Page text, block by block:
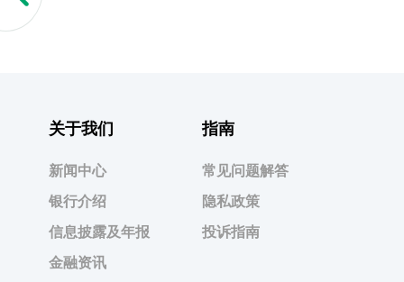
关于我们
新闻中心
银行介绍
信息披露及年报
金融资讯
指南
常见问题解答
隐私政策
投诉指南